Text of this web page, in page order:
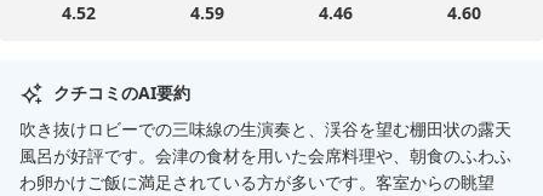
4.52 4.59 4.46 4.60
クチコミのAI要約
吹き抜けロビーでの三味線の生演奏と、渓谷を望む棚田状の露天
風呂が好評です。会津の食材を用いた会席料理や、朝食のふわふ
わ卵かけご飯に満足されている方が多いです。客室からの眺望